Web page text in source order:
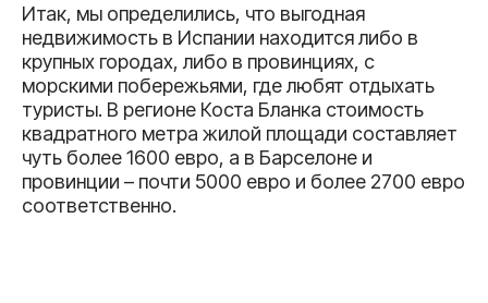
Итак, мы определились, что выгодная
недвижимость в Испании находится либо в
крупных городах, либо в провинциях, с
морскими побережьями, где любят отдыхать
туристы. В регионе Коста Бланка стоимость
квадратного метра жилой площади составляет
чуть более 1600 евро, а в Барселоне и
провинции – почти 5000 евро и более 2700 евро
соответственно.